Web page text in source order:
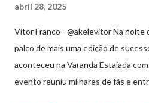
abril 28, 2025
Vitor Franco - @akelevitor Na noite
palco de mais uma edição de
aconteceu na Varanda Estaiada
evento reuniu milhares de fãs e